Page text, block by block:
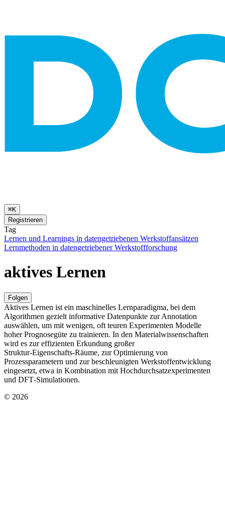
⌘K
Registrieren
Tag
Lernen und Learnings in datengetriebenen Werkstoffansätzen
Lernmethoden in datengetriebener Werkstoffforschung
aktives Lernen
Folgen
Aktives Lernen ist ein maschinelles Lernparadigma, bei dem
Algorithmen gezielt informative Datenpunkte zur Annotation
auswählen, um mit wenigen, oft teuren Experimenten Modelle
hoher Prognosegüte zu trainieren. In den Materialwissenschaften
wird es zur effizienten Erkundung großer
Struktur‑Eigenschafts‑Räume, zur Optimierung von
Prozessparametern und zur beschleunigten Werkstoffentwicklung
eingesetzt, etwa in Kombination mit Hochdurchsatzexperimenten
und DFT‑Simulationen.
© 2026